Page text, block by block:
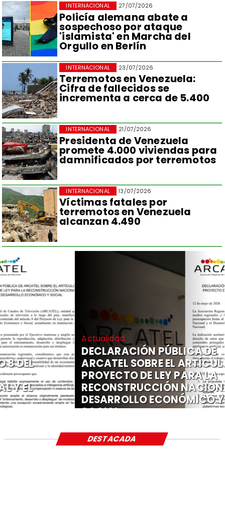
27/07/2026
Policía alemana abate a
sospechoso por ataque
'islamista' en Marcha del
Orgullo en Berlín
INTERNACIONAL
23/07/2026
Terremotos en Venezuela:
Cifra de fallecidos se
incrementa a cerca de 5.400
INTERNACIONAL
21/07/2026
Presidenta de Venezuela
promete 4.000 viviendas para
damnificados por terremotos
INTERNACIONAL
13/07/2026
Víctimas fatales por
terremotos en Venezuela
alcanzan 4.490
INTERNACIONAL
Actualidad
DECLARACIÓN PÚBLICA DE
ARCATEL SOBRE EL ARTÍCULO 8 DEL
PROYECTO DE LEY PARA LA
RECONSTRUCCIÓN NACIONAL Y EL
DESARROLLO ECONÓMICO Y
SOCIAL
DESTACADA